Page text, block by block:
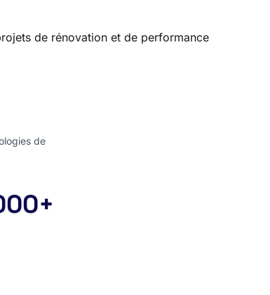
de rénovation et de performance
de